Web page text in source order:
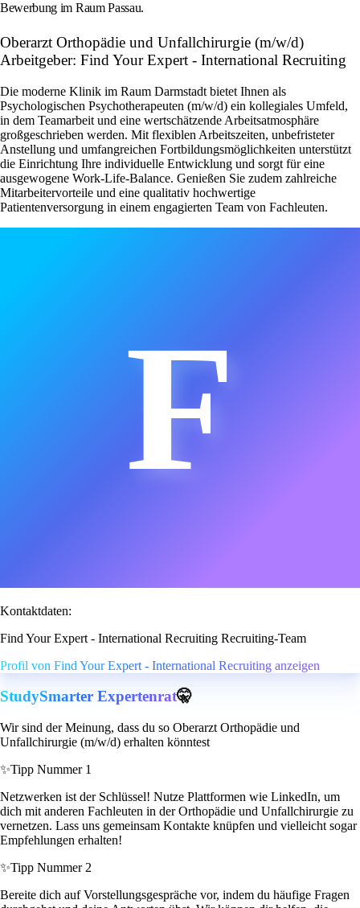
Bewerbung im Raum Passau.
Oberarzt Orthopädie und Unfallchirurgie (m/w/d)
Arbeitgeber: Find Your Expert - International Recruiting
Die moderne Klinik im Raum Darmstadt bietet Ihnen als
Psychologischen Psychotherapeuten (m/w/d) ein kollegiales Umfeld,
in dem Teamarbeit und eine wertschätzende Arbeitsatmosphäre
großgeschrieben werden. Mit flexiblen Arbeitszeiten, unbefristeter
Anstellung und umfangreichen Fortbildungsmöglichkeiten unterstützt
die Einrichtung Ihre individuelle Entwicklung und sorgt für eine
ausgewogene Work-Life-Balance. Genießen Sie zudem zahlreiche
Mitarbeitervorteile und eine qualitativ hochwertige
Patientenversorgung in einem engagierten Team von Fachleuten.
F
Kontaktdaten:
Find Your Expert - International Recruiting Recruiting-Team
Profil von Find Your Expert - International Recruiting anzeigen
StudySmarter Expertenrat🤫
Wir sind der Meinung, dass du so Oberarzt Orthopädie und
Unfallchirurgie (m/w/d) erhalten könntest
✨Tipp Nummer 1
Netzwerken ist der Schlüssel! Nutze Plattformen wie LinkedIn, um
dich mit anderen Fachleuten in der Orthopädie und Unfallchirurgie zu
vernetzen. Lass uns gemeinsam Kontakte knüpfen und vielleicht sogar
Empfehlungen erhalten!
✨Tipp Nummer 2
Bereite dich auf Vorstellungsgespräche vor, indem du häufige Fragen